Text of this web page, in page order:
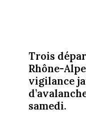
Trois
Rhône-
vigilance
samedi.